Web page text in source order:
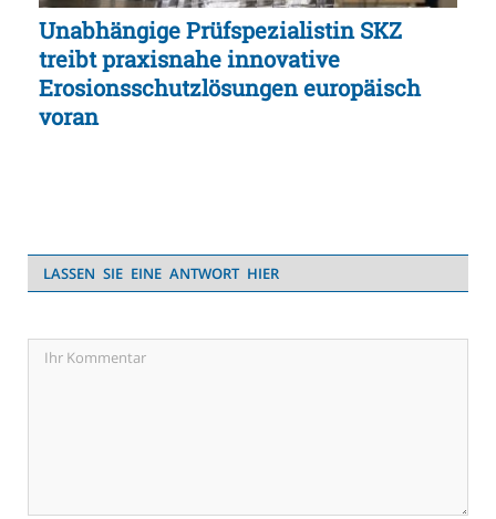
Unabhängige Prüfspezialistin SKZ
treibt praxisnahe innovative
Erosionsschutzlösungen europäisch
voran
LASSEN SIE EINE ANTWORT HIER